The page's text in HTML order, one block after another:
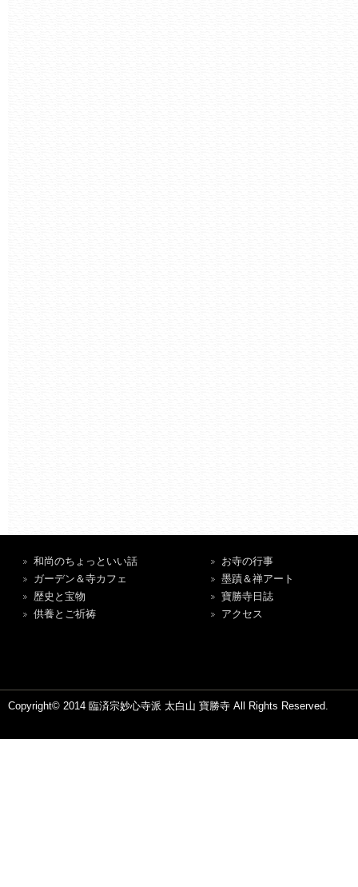
和尚のちょっといい話
ガーデン＆寺カフェ
歴史と宝物
供養とご祈祷
お寺の行事
墨蹟＆禅アート
寶勝寺日誌
アクセス
Copyright© 2014 臨済宗妙心寺派 太白山 寶勝寺 All Rights Reserved.